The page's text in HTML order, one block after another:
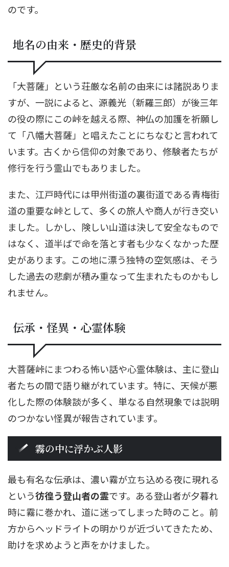
のです。
地名の由来・歴史的背景
「大菩薩」という荘厳な名前の由来には諸説ありま
すが、一説によると、源義光（新羅三郎）が後三年
の役の際にこの峠を越える際、神仏の加護を祈願し
て「八幡大菩薩」と唱えたことにちなむと言われて
います。古くから信仰の対象であり、修験者たちが
修行を行う霊山でもありました。
また、江戸時代には甲州街道の裏街道である青梅街
道の重要な峠として、多くの旅人や商人が行き交い
ました。しかし、険しい山道は決して安全なもので
はなく、道半ばで命を落とす者も少なくなかった歴
史があります。この地に漂う独特の空気感は、そう
した過去の悲劇が積み重なって生まれたものかもし
れません。
伝承・怪異・心霊体験
大菩薩峠にまつわる怖い話や心霊体験は、主に登山
者たちの間で語り継がれています。特に、天候が悪
化した際の体験談が多く、単なる自然現象では説明
のつかない怪異が報告されています。
霧の中に浮かぶ人影
最も有名な伝承は、濃い霧が立ち込める夜に現れる
という彷徨う登山者の霊です。ある登山者が夕暮れ
時に霧に巻かれ、道に迷ってしまった時のこと。前
方からヘッドライトの明かりが近づいてきたため、
助けを求めようと声をかけました。